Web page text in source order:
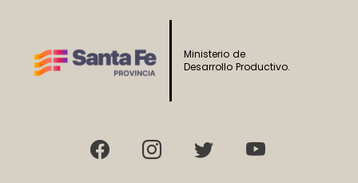
Ministerio de
Desarrollo Productivo.